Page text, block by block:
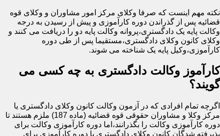
نکته مهم اینست که صرفا وکلای مرکز امور مشاوران و وکلای قوه
قضائیه پس از گذراندن دوره کارآموزی و پیش از رسیدن به درجه
وکالت پایه یک دادگستری،پروانه وکالت پایه دو را دریافت می کنند و
وکلای کانون وکلای دادگستری،مستقیما پس از طی دوره
کارآموزی،وکیل پایه یک شناخته می شوند.
کارآموز وکالت دادگستری به چه کسی می
گویند؟
اگرچه تمام افرادی که در آزمون وکالت کانون وکلای دادگستری یا
مرکز وکلا و مشاوران حقوقی قوه قضائیه (ماده 187) ملزم هستند تا
دوره کارآموزی وکالت را بگذرانند،اما دوره کارآموزی وکالت برای
پذیرفته شدگان کانون وکلای دادگستری با دوره کارآموزی برای